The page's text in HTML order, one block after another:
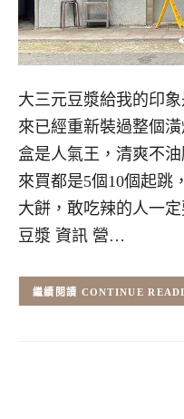
大三元豆漿給我的印
來已經重新裝過整個
盒是人氣王，清爽不
來買都是5個10個起跳
大餅，敢吃辣的人一
豆漿 資訊 營…
CONTINUE